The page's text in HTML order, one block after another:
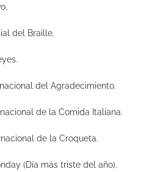
del Braille.
del Agradecimiento.
de la Comida Italiana.
de la Croqueta.
(Día más triste del año).